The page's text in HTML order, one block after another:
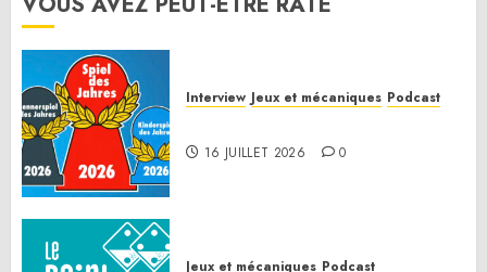
Interview Jeux et mécaniques Podcast
16 JUILLET 2026 0
Jeux et mécaniques Podcast